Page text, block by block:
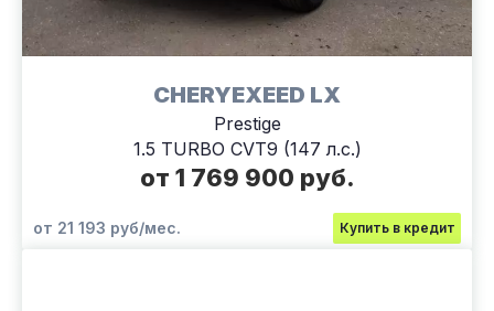
CHERYEXEED LX
Prestige
1.5 TURBO CVT9 (147 л.с.)
от 1 769 900 руб.
от 21 193 руб/мес. Купить в кредит